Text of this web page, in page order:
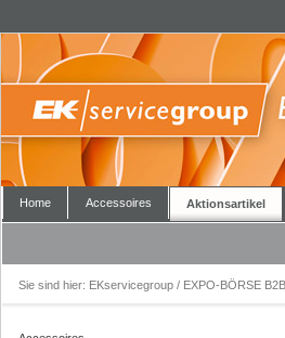
Home Accessoires Aktionsartikel
Sie sind hier: EKservicegroup / EXPO-BÖRSE